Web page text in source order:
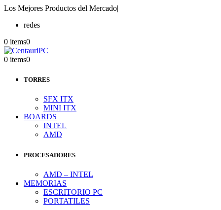
Los Mejores Productos del Mercado|
redes
0 items0
0 items0
TORRES
SFX ITX
MINI ITX
BOARDS
INTEL
AMD
PROCESADORES
AMD – INTEL
MEMORIAS
ESCRITORIO PC
PORTATILES